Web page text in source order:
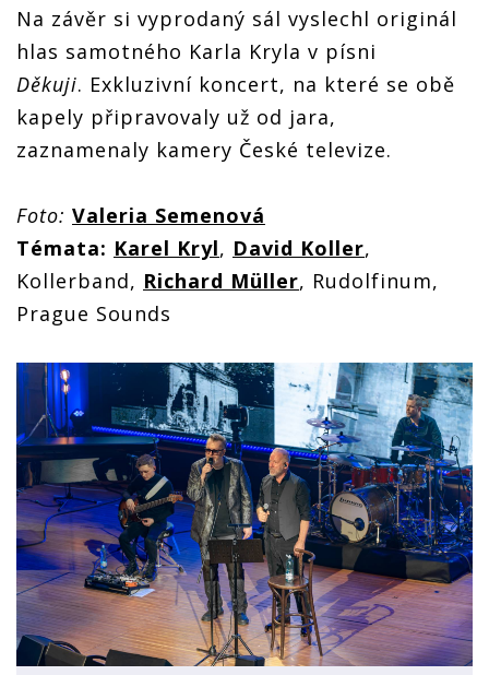
Na závěr si vyprodaný sál vyslechl originál
hlas samotného Karla Kryla v písni
Děkuji. Exkluzivní koncert, na které se obě
kapely připravovaly už od jara,
zaznamenaly kamery České televize.
Foto: Valeria Semenová
Témata: Karel Kryl, David Koller,
Kollerband, Richard Müller, Rudolfinum,
Prague Sounds